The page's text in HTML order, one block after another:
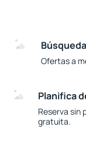
Ofertas a
Planifica
Reserva sin
gratuita.